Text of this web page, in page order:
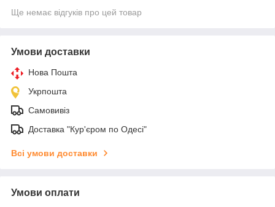
Ще немає відгуків про цей товар
Умови доставки
Нова Пошта
Укрпошта
Самовивіз
Доставка "Кур'єром по Одесі"
Всі умови доставки
Умови оплати